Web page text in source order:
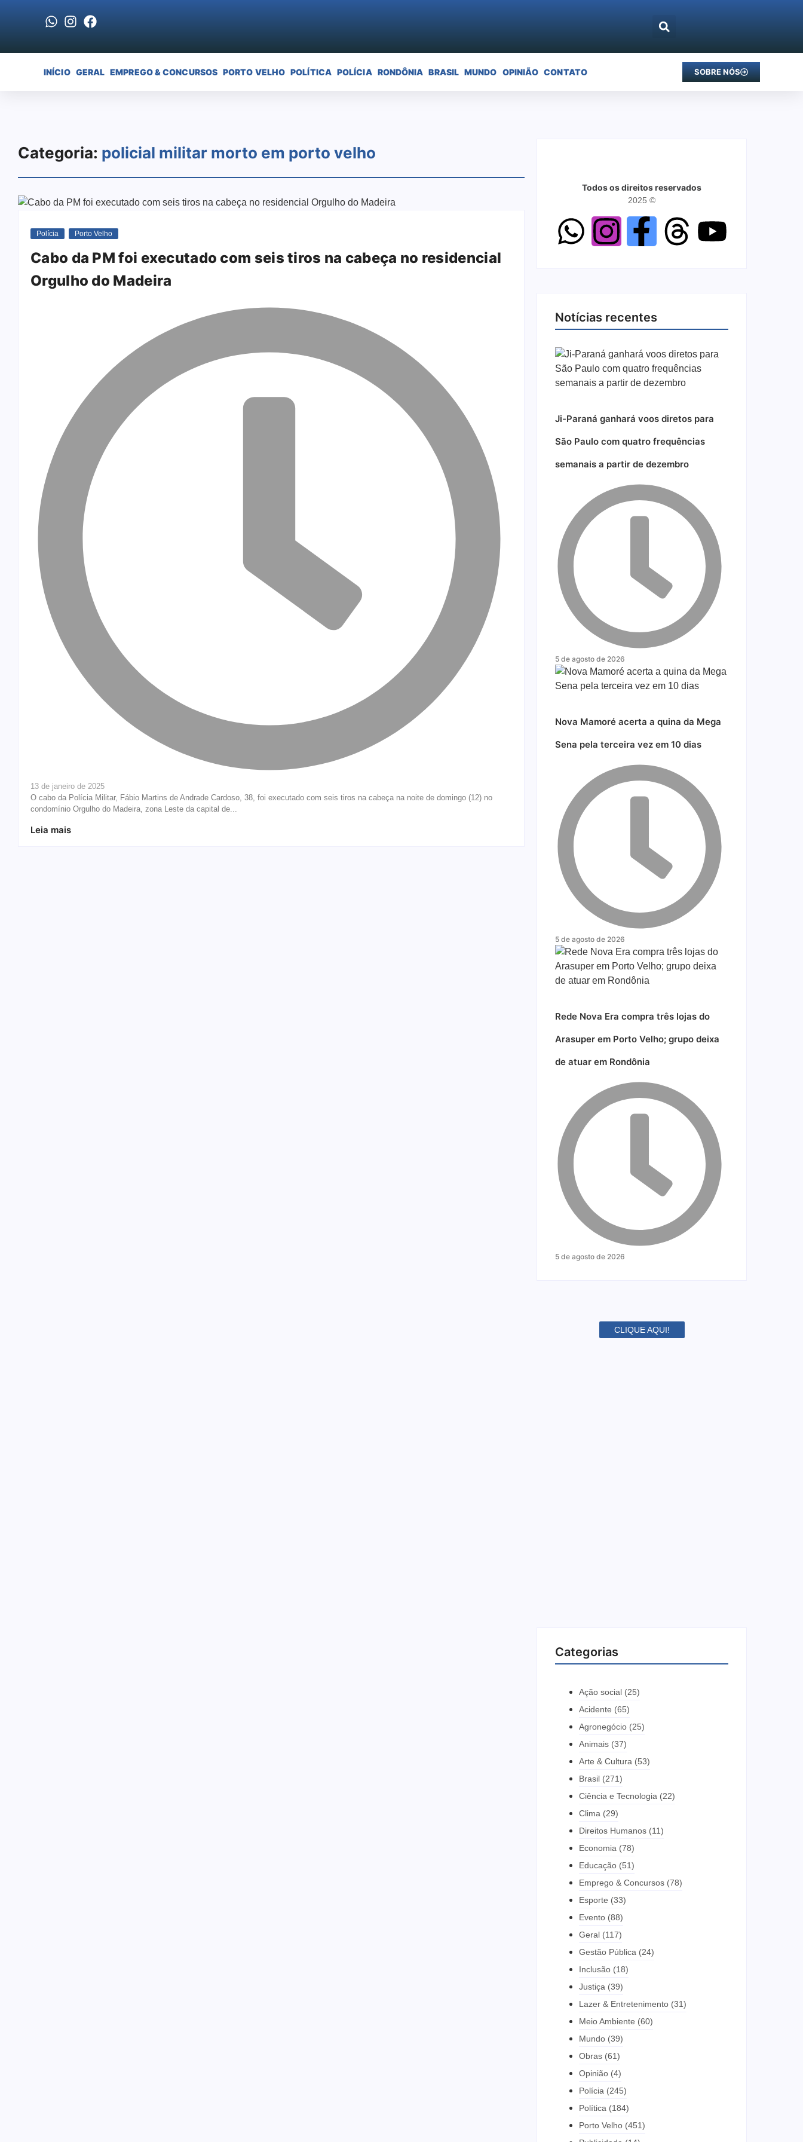
INÍCIO GERAL EMPREGO & CONCURSOS PORTO VELHO POLÍTICA POLÍCIA RONDÔNIA BRASIL MUNDO OPINIÃO CONTATO SOBRE NÓS
Categoria: policial militar morto em porto velho
Polícia Porto Velho
Cabo da PM foi executado com seis tiros na cabeça no residencial
Orgulho do Madeira
13 de janeiro de 2025
O cabo da Polícia Militar, Fábio Martins de Andrade Cardoso, 38, foi executado com seis tiros na cabeça na noite de domingo (12) no
condomínio Orgulho do Madeira, zona Leste da capital de...
Leia mais
Todos os direitos reservados
2025 ©
Notícias recentes
Ji-Paraná ganhará voos diretos para
São Paulo com quatro frequências
semanais a partir de dezembro
5 de agosto de 2026
Nova Mamoré acerta a quina da Mega
Sena pela terceira vez em 10 dias
5 de agosto de 2026
Rede Nova Era compra três lojas do
Arasuper em Porto Velho; grupo deixa
de atuar em Rondônia
5 de agosto de 2026
CLIQUE AQUI!
Categorias
Ação social (25)
Acidente (65)
Agronegócio (25)
Animais (37)
Arte & Cultura (53)
Brasil (271)
Ciência e Tecnologia (22)
Clima (29)
Direitos Humanos (11)
Economia (78)
Educação (51)
Emprego & Concursos (78)
Esporte (33)
Evento (88)
Geral (117)
Gestão Pública (24)
Inclusão (18)
Justiça (39)
Lazer & Entretenimento (31)
Meio Ambiente (60)
Mundo (39)
Obras (61)
Opinião (4)
Polícia (245)
Política (184)
Porto Velho (451)